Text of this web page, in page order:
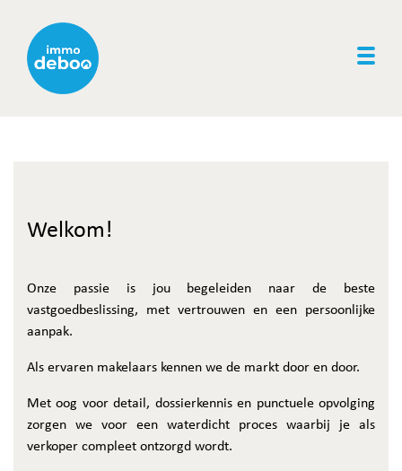
Welkom!
Onze passie is jou begeleiden naar de beste
vastgoedbeslissing, met vertrouwen en een persoonlijke
aanpak.
Als ervaren makelaars kennen we de markt door en door.
Met oog voor detail, dossierkennis en punctuele opvolging
zorgen we voor een waterdicht proces waarbij je als
verkoper compleet ontzorgd wordt.